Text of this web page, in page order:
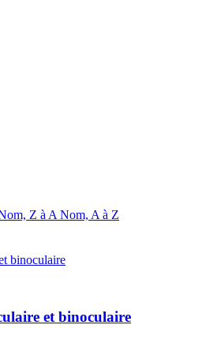
Z à A Nom, A à Z
et binoculaire